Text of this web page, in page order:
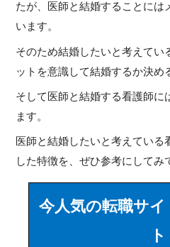
たが、医師と結婚することには
います。
そのため結婚したいと考えてい
ットを意識して結婚するか決め
そして医師と結婚する看護師に
ます。
医師と結婚したいと考えている
した特徴を、ぜひ参考にしてみ
今人気の転職サ
ト